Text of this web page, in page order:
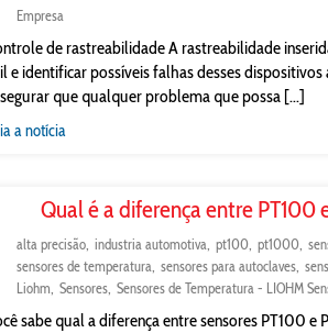
Empresa
de rastreabilidade A rastreabilidade
e identificar possíveis falhas desses
que qualquer problema que possa [...]
a notícia
Qual é a diferença entre PT100
alta precisão industria automotiva pt100 pt1000
sensores de temperatura sensores para autoclaves
Liohm Sensores Sensores de Temperatura - LIOHM
sabe qual a diferença entre sensores PT100